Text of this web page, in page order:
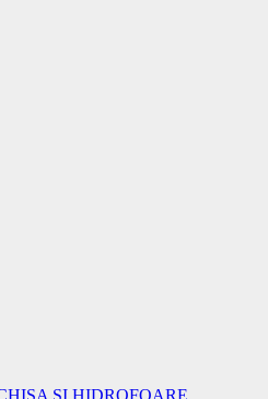
SI HIDROFOARE